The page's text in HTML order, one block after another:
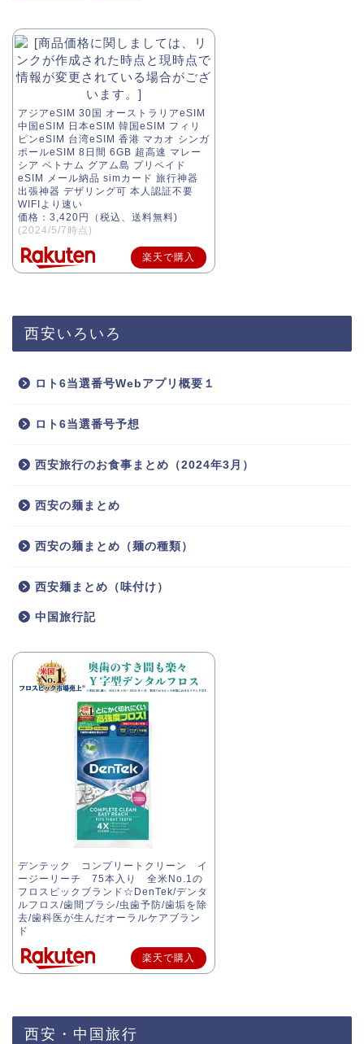
アジアeSIM 30国 オーストラリアeSIM
中国eSIM 日本eSIM 韓国eSIM フィリ
ピンeSIM 台湾eSIM 香港 マカオ シンガ
ポールeSIM 8日間 6GB 超高速 マレー
シア ベトナム グアム島 プリペイド
eSIM メール納品 simカード 旅行神器
出張神器 デザリング可 本人認証不要
WIFIより速い
価格：3,420円（税込、送料無料)
(2024/5/7時点)
楽天で購入
西安いろいろ
ロト6当選番号Webアプリ概要１
ロト6当選番号予想
西安旅行のお食事まとめ（2024年3月）
西安の麺まとめ
西安の麺まとめ（麺の種類）
西安麺まとめ（味付け）
中国旅行記
デンテック コンプリートクリーン イ
ージーリーチ 75本入り 全米No.1の
フロスピックブランド☆DenTek/デンタ
ルフロス/歯間ブラシ/虫歯予防/歯垢を除
去/歯科医が生んだオーラルケアブラン
ド
楽天で購入
西安・中国旅行